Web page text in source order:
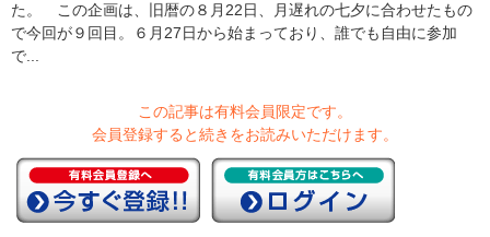
た。 この企画は、旧暦の８月22日、月遅れの七夕に合わせたもの
で今回が９回目。６月27日から始まっており、誰でも自由に参加
で...
この記事は有料会員限定です。
会員登録すると続きをお読みいただけます。